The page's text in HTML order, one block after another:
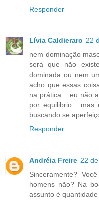
Responder
Lívia Caldieraro 22
nem dominação
será que não
dominada ou nem
acho que essas
na prática... eu não
por equilibrio... mas
buscando se
Responder
Andréia Freire 22
Sinceramente?
homens não? Na
assunto é